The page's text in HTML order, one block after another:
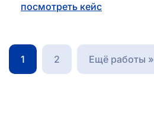
посмотреть кейс
1 2 Ещё работы »